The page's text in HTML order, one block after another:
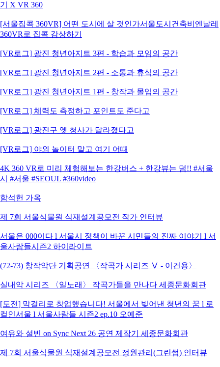
기 X VR 360
[서울집콕 360VR] 어떤 도시에 살 것인가서울도시건축비엔날레
360VR로 집콕 감상하기
[VR로그] 광진 청년아지트 3편 - 학습과 모임의 공간
[VR로그] 광진 청년아지트 2편 - 소통과 휴식의 공간
[VR로그] 광진 청년아지트 1편 - 창작과 몰입의 공간
[VR로그] 체력도 측정하고 포인트도 준다고
[VR로그] 광진구 옛 청사가 달라졌다고
[VR로그] 야외 놀이터 말고 여기 어때
4K 360 VR로 미리 체험해보는 한강버스 + 한강뷰는 덤!! #서울
시 #서울 #SEOUL #360video
함석헌 가옥
제 7회 서울식물원 식재설계공모전 작가 인터뷰
서울은 000이다 l 서울시 정책이 바꾼 시민들의 진짜 이야기 l 서
울사람들시즌2 하이라이트
(72-73) 창작악단 기획공연 〈작곡가 시리즈 Ⅴ - 이건용〉
실내악 시리즈 〈일노래〉 작곡가들을 만나다 세종문화회관
[도전] 막걸리로 창업했습니다! 서울에서 빚어낸 청년의 꿈 l 로
컬인서울 l 서울사람들 시즌2 ep.10 오예준
여유와 설빈 on Sync Next 26 공연 제작기 세종문화회관
제 7회 서울식물원 식재설계공모전 정원관리(그린썸) 인터뷰